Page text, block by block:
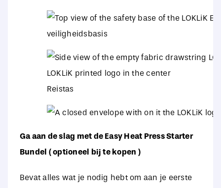
veiligheidsbasis
Reistas
Ga aan de slag met de Easy Heat Press Starter
Bundel ( optioneel bij te kopen )
Bevat alles wat je nodig hebt om aan je eerste